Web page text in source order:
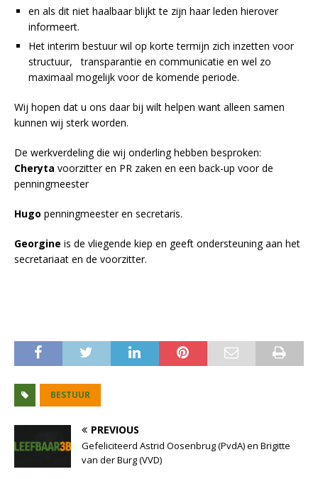
en als dit niet haalbaar blijkt te zijn haar leden hierover
informeert.
Het interim bestuur wil op korte termijn zich inzetten voor
structuur, transparantie en communicatie en wel zo
maximaal mogelijk voor de komende periode.
Wij hopen dat u ons daar bij wilt helpen want alleen samen
kunnen wij sterk worden.
De werkverdeling die wij onderling hebben besproken:
Cheryta voorzitter en PR zaken en een back-up voor de
penningmeester
Hugo penningmeester en secretaris.
Georgine is de vliegende kiep en geeft ondersteuning aan het
secretariaat en de voorzitter.
BESTUUR
PREVIOUS
Gefeliciteerd Astrid Oosenbrug (PvdA) en Brigitte
van der Burg (VVD)